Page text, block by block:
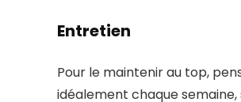
Entretien
Pour le maintenir au top,
idéalement chaque semaine,